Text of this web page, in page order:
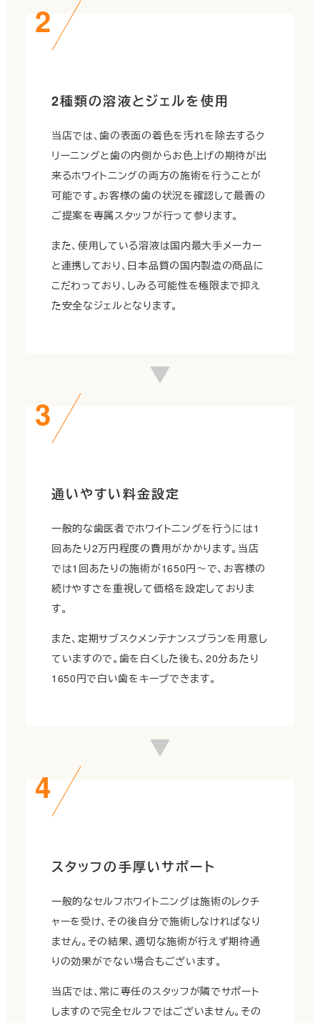
2種類の溶液とジェルを使用
当店では、歯の表面の着色を汚れを除去するク
リーニングと歯の内側からお色上げの期待が出
来るホワイトニングの両方の施術を行うことが
可能です。お客様の歯の状況を確認して最善の
ご提案を専属スタッフが行って参ります。
また、使用している溶液は国内最大手メーカー
と連携しており、日本品質の国内製造の商品に
こだわっており、しみる可能性を極限まで抑え
た安全なジェルとなります。
通いやすい料金設定
一般的な歯医者でホワイトニングを行うには1
回あたり2万円程度の費用がかかります。当店
では1回あたりの施術が1650円～で、お客様の
続けやすさを重視して価格を設定しておりま
す。
また、定期サブスクメンテナンスプランを用意し
ていますので。歯を白くした後も、20分あたり
1650円で白い歯をキープできます。
スタッフの手厚いサポート
一般的なセルフホワイトニングは施術のレクチ
ャーを受け、その後自分で施術しなければなり
ません。その結果、適切な施術が行えず期待通
りの効果がでない場合もございます。
当店では、常に専任のスタッフが隣でサポート
しますので完全セルフではございません。その